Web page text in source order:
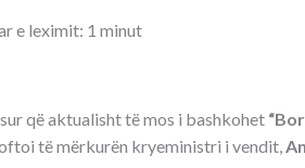
e leximit: 1 minut
që aktualisht të mos i bashkohet
të mërkurën kryeministri i vendit,